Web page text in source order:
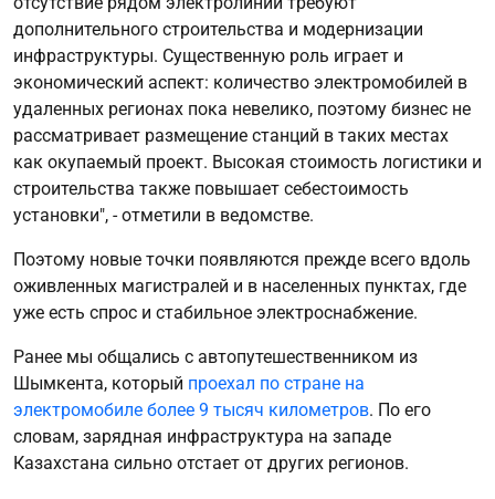
дополнительного строительства и модернизации
инфраструктуры. Существенную роль играет и
экономический аспект: количество электромобилей в
удаленных регионах пока невелико, поэтому бизнес не
рассматривает размещение станций в таких местах
как окупаемый проект. Высокая стоимость логистики и
строительства также повышает себестоимость
установки", - отметили в ведомстве.
Поэтому новые точки появляются прежде всего вдоль
оживленных магистралей и в населенных пунктах, где
уже есть спрос и стабильное электроснабжение.
Ранее мы общались с автопутешественником из
Шымкента, который проехал по стране на
электромобиле более 9 тысяч километров. По его
словам, зарядная инфраструктура на западе
Казахстана сильно отстает от других регионов.